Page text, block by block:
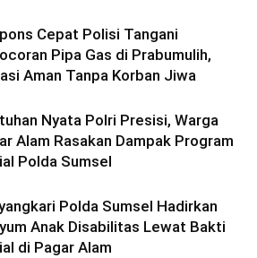
Cepat Polisi Tangani
Pipa Gas di Prabumulih,
Aman Tanpa Korban Jiwa
Nyata Polri Presisi, Warga
Alam Rasakan Dampak Program
Polda Sumsel
Polda Sumsel Hadirkan
Anak Disabilitas Lewat Bakti
di Pagar Alam